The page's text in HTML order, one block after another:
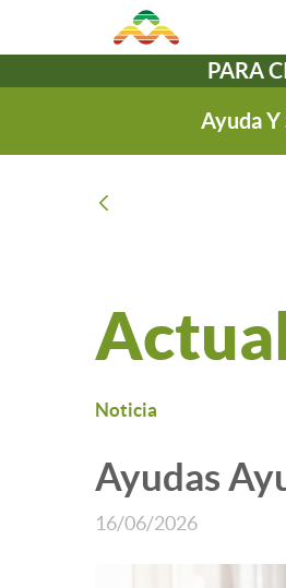
PARA
Ayuda
Noticia
Ayudas
16/06/2026